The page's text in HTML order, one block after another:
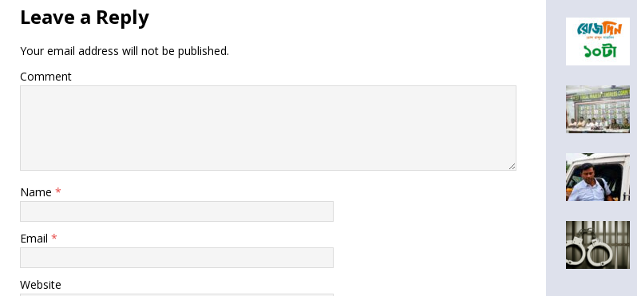
Leave a Reply
Your email address will not be published.
Comment
Name *
Email *
Website